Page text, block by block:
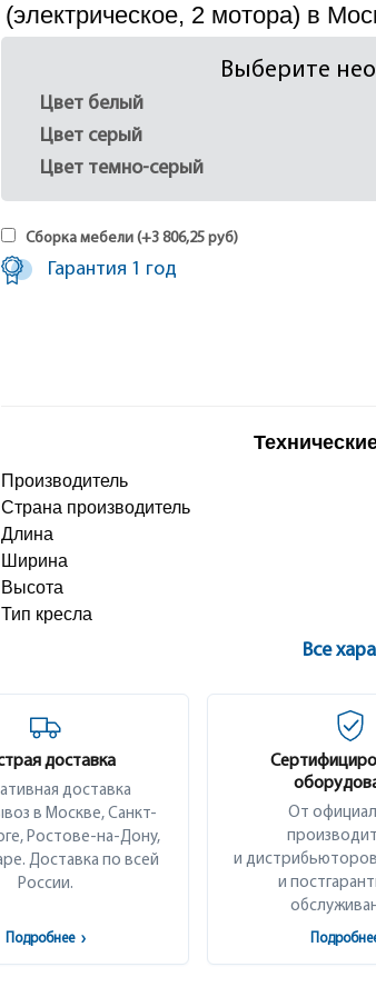
2 мотора) в
Выберите
Цвет белый
Цвет серый
Цвет темно-серый
Сборка мебели (+3 806,25руб)
Гарантия 1 год
Производитель
Страна производитель
Длина
Ширина
Высота
Тип кресла
Все
доставка
доставка
в Москве, Санкт-
Ростове-на-Дону,
Доставка по всей
России.
Подробнее ›
От
и дистрибьюторов
и